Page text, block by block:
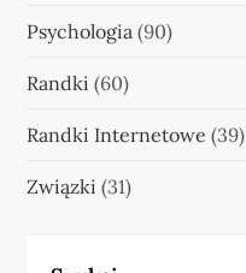
Psychologia (90)
Randki (60)
Randki Internetowe (39)
Związki (31)